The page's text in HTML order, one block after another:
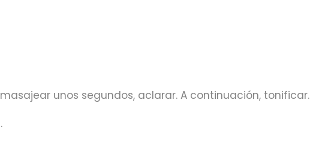
unos segundos, aclarar. A continuación, tonificar.